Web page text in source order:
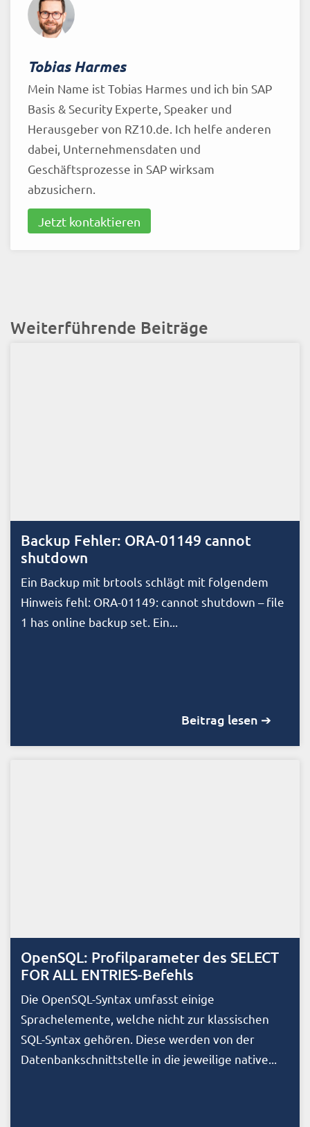
Tobias Harmes
Mein Name ist Tobias Harmes und ich bin SAP
Basis & Security Experte, Speaker und
Herausgeber von RZ10.de. Ich helfe anderen
dabei, Unternehmensdaten und
Geschäftsprozesse in SAP wirksam
abzusichern.
Jetzt kontaktieren
Weiterführende Beiträge
Backup Fehler: ORA-01149 cannot
shutdown
Ein Backup mit brtools schlägt mit folgendem
Hinweis fehl: ORA-01149: cannot shutdown – file
1 has online backup set. Ein...
Beitrag lesen ➔
OpenSQL: Profilparameter des SELECT
FOR ALL ENTRIES-Befehls
Die OpenSQL-Syntax umfasst einige
Sprachelemente, welche nicht zur klassischen
SQL-Syntax gehören. Diese werden von der
Datenbankschnittstelle in die jeweilige native...